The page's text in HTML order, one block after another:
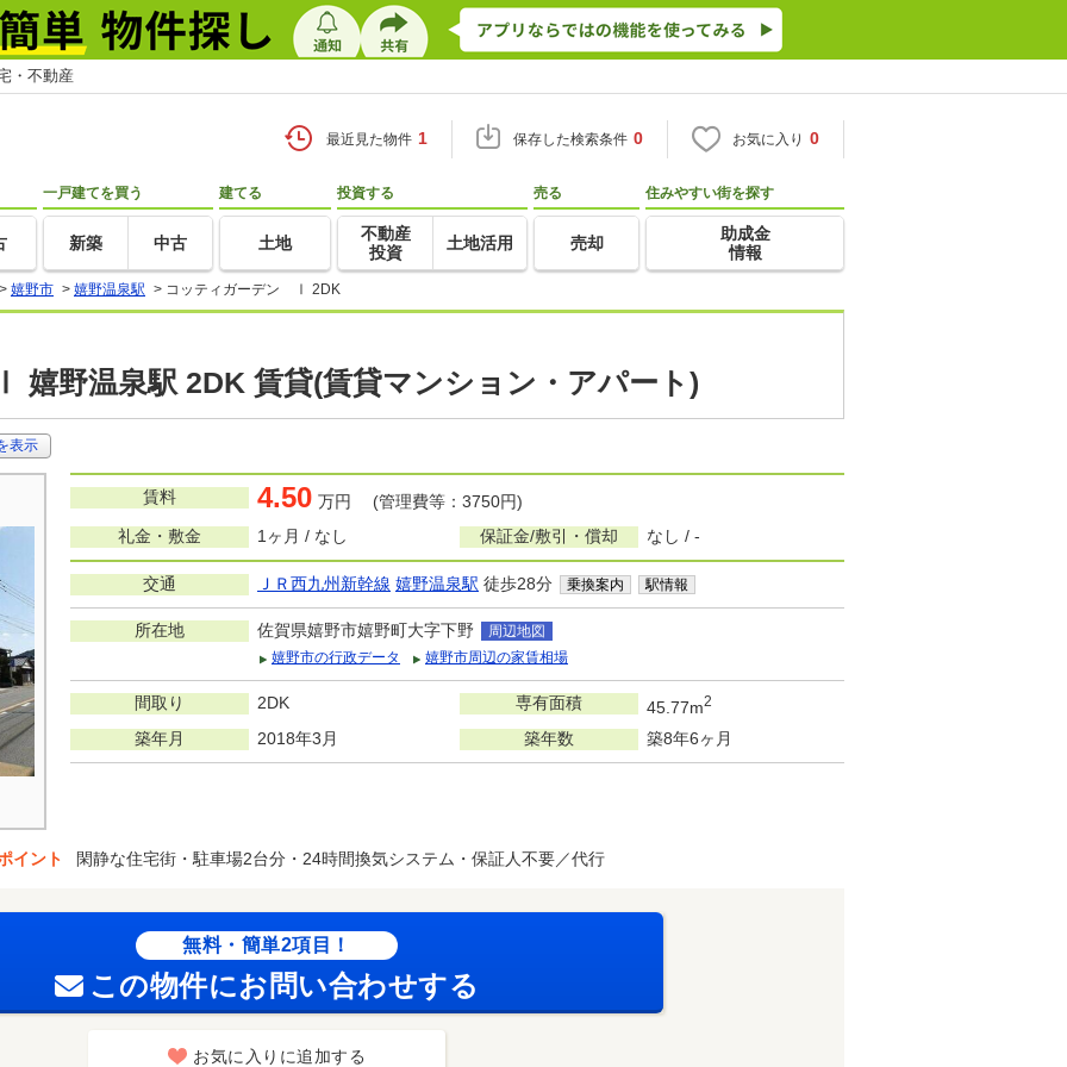
・不動産
最近見た物件 1 保存した検索条件 0 お気に入り 0
一戸建てを買う
新築 中古
建てる
土地
投資する
不動産
投資
土地活用
売る
売却
住みやすい街を探す
助成金
情報
> 嬉野市 > 嬉野温泉駅 > コッティガーデン Ⅰ 2DK
野温泉駅 2DK 賃貸(賃貸マンション・アパート)
表示
賃料 4.50 万円 (管理費等：3750円)
礼金・敷金
1ヶ月 / なし 保証金/敷引・償却 なし / -
交通 ＪＲ西九州新幹線 嬉野温泉駅 徒歩28分 乗換案内 駅情報
所在地 佐賀県嬉野市嬉野町大字下野
周辺地図
嬉野市の行政データ
嬉野市周辺の家賃相場
間取り 2DK 専有面積 45.77m2
築年月 2018年3月 築年数 築8年6ヶ月
イント 閑静な住宅街・駐車場2台分・24時間換気システム・保証人不要／代行
無料・簡単2項目！
この物件にお問い合わせする
お気に入りに追加する